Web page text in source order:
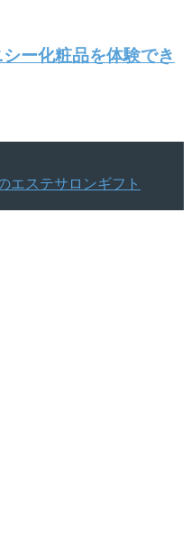
ー化粧品を体験でき
エステサロンギフト